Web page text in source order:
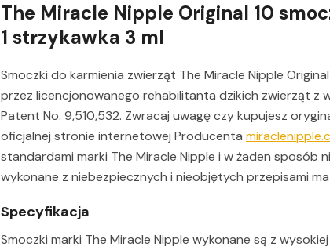
The Miracle Nipple Original 10
1 strzykawka 3 ml
Smoczki do karmienia zwierząt The Miracle Nipple
przez licencjonowanego rehabilitanta dzikich zwierząt z
Patent No. 9,510,532. Zwracaj uwagę czy kupujesz
oficjalnej stronie internetowej Producenta
standardami marki The Miracle Nipple i w żaden sposób
wykonane z niebezpiecznych i nieobjętych przepisami
Specyfikacja
Smoczki marki The Miracle Nipple wykonane są z